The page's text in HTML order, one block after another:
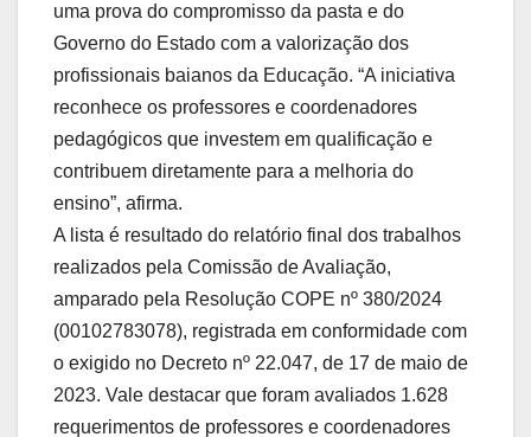
uma prova do compromisso da pasta e do
Governo do Estado com a valorização dos
profissionais baianos da Educação. “A iniciativa
reconhece os professores e coordenadores
pedagógicos que investem em qualificação e
contribuem diretamente para a melhoria do
ensino”, afirma.
A lista é resultado do relatório final dos trabalhos
realizados pela Comissão de Avaliação,
amparado pela Resolução COPE nº 380/2024
(00102783078), registrada em conformidade com
o exigido no Decreto nº 22.047, de 17 de maio de
2023. Vale destacar que foram avaliados 1.628
requerimentos de professores e coordenadores